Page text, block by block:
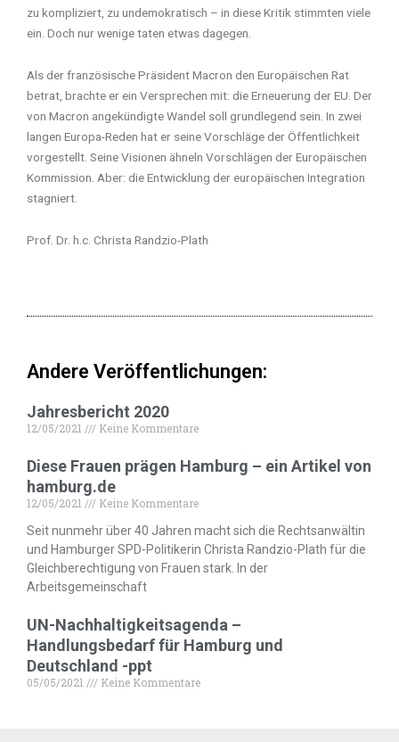
zu kompliziert, zu undemokratisch – in diese Kritik stimmten viele
ein. Doch nur wenige taten etwas dagegen.
Als der französische Präsident Macron den Europäischen Rat
betrat, brachte er ein Versprechen mit: die Erneuerung der EU. Der
von Macron angekündigte Wandel soll grundlegend sein. In zwei
langen Europa-Reden hat er seine Vorschläge der Öffentlichkeit
vorgestellt. Seine Visionen ähneln Vorschlägen der Europäischen
Kommission. Aber: die Entwicklung der europäischen Integration
stagniert.
Prof. Dr. h.c. Christa Randzio-Plath
Andere Veröffentlichungen:
Jahresbericht 2020
12/05/2021 Keine Kommentare
Diese Frauen prägen Hamburg – ein Artikel von
hamburg.de
12/05/2021
Keine Kommentare
Seit nunmehr über 40 Jahren macht sich die Rechtsanwältin
und Hamburger SPD-Politikerin Christa Randzio-Plath für die
Gleichberechtigung von Frauen stark. In der
Arbeitsgemeinschaft
UN-Nachhaltigkeitsagenda –
Handlungsbedarf für Hamburg und
Deutschland -ppt
05/05/2021 Keine Kommentare